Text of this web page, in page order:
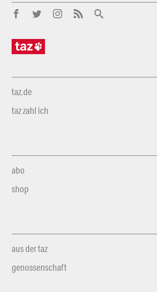
taz.de
taz zahl ich
abo
shop
aus der taz
genossenschaft